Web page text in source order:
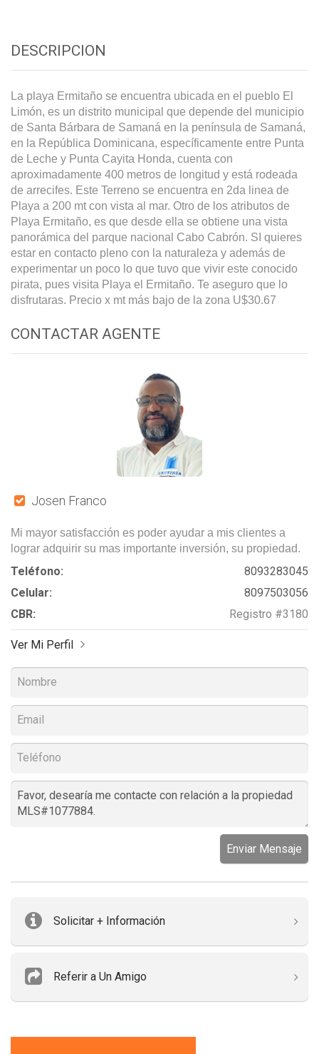
DESCRIPCION
La playa Ermitaño se encuentra ubicada en el pueblo El
Limón, es un distrito municipal que depende del municipio
de Santa Bárbara de Samaná en la península de Samaná,
en la República Dominicana, específicamente entre Punta
de Leche y Punta Cayita Honda, cuenta con
aproximadamente 400 metros de longitud y está rodeada
de arrecifes. Este Terreno se encuentra en 2da linea de
Playa a 200 mt con vista al mar. Otro de los atributos de
Playa Ermitaño, es que desde ella se obtiene una vista
panorámica del parque nacional Cabo Cabrón. SI quieres
estar en contacto pleno con la naturaleza y además de
experimentar un poco lo que tuvo que vivir este conocido
pirata, pues visita Playa el Ermitaño. Te aseguro que lo
disfrutaras. Precio x mt más bajo de la zona U$30.67
CONTACTAR AGENTE
Josen Franco
Mi mayor satisfacción es poder ayudar a mis clientes a
lograr adquirir su mas importante inversión, su propiedad.
Teléfono:
8093283045
Celular:
8097503056
CBR:
Registro #3180
Ver Mi Perfil
Enviar Mensaje
Solicitar + Información
Referir a Un Amigo